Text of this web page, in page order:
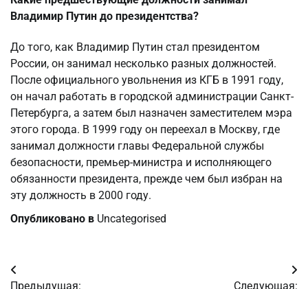
Владимир Путин до президентства?
До того, как Владимир Путин стал президентом
России, он занимал несколько разных должностей.
После официального увольнения из КГБ в 1991 году,
он начал работать в городской администрации Санкт-
Петербурга, а затем был назначен заместителем мэра
этого города. В 1999 году он переехал в Москву, где
занимал должности главы Федеральной службы
безопасности, премьер-министра и исполняющего
обязанности президента, прежде чем был избран на
эту должность в 2000 году.
Опубликовано в Uncategorised
Навигация
Предыдущая:
Следующая: